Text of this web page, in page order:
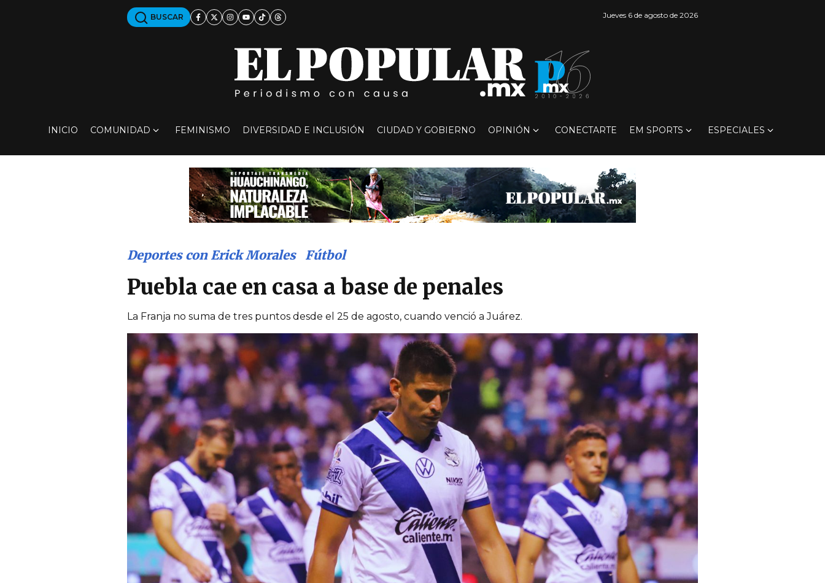
BUSCAR Jueves 6 de agosto de 2026
INICIO COMUNIDAD FEMINISMO DIVERSIDAD E INCLUSIÓN CIUDAD Y GOBIERNO OPINIÓN CONECTARTE EM SPORTS ESPECIALES
Deportes con Erick Morales Fútbol
Puebla cae en casa a base de penales
La Franja no suma de tres puntos desde el 25 de agosto, cuando venció a Juárez.